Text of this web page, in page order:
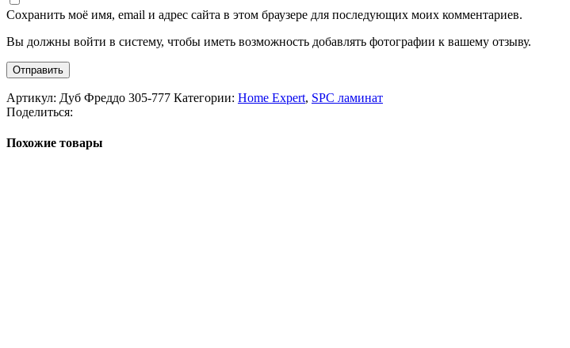
Сохранить моё имя, email и адрес сайта в этом браузере для последующих моих комментариев.
Вы должны войти в систему, чтобы иметь возможность добавлять фотографии к вашему отзыву.
Артикул: Дуб Фреддо 305-777 Категории: Home Expert, SPC ламинат
Поделиться:
Похожие товары